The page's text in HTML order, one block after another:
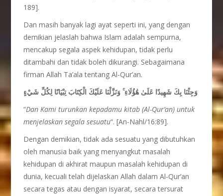
189].
Dan masih banyak lagi ayat seperti ini, yang dengan
demikian jelaslah bahwa Islam adalah sempurna,
mencakup segala aspek kehidupan, tidak perlu
ditambahi dan tidak boleh dikurangi. Sebagaimana
firman Allah Ta’ala tentang Al-Qur’an.
وَجِئْنَا بِكَ شَهِيدًا عَلَىٰ هَٰؤُلَاءِ ۚ وَنَزَّلْنَا عَلَيْكَ الْكِتَابَ تِبْيَانًا لِكُلِّ شَيْءٍ
“Dan Kami turunkan kepadamu kitab (Al-Qur’an) untuk
menjelaskan segala sesuatu“. [An-Nahl/16:89].
Dengan demikian, tidak ada sesuatu yang dibutuhkan
oleh manusia baik yang menyangkut masalah
kehidupan di akhirat maupun masalah kehidupan di
dunia, kecuali telah dijelaskan Allah dalam Al-Qur’an
secara tegas atau dengan isyarat, secara tersurat